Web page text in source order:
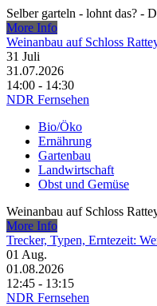
Selber garteln - lohnt das? -
More Info
Weinanbau auf Schloss
31 Juli
31.07.2026
14:00 - 14:30
NDR Fernsehen
Bio/Öko
Ernährung
Gartenbau
Landwirtschaft
Obst und Gemüse
Weinanbau auf Schloss
More Info
Trecker, Typen, Erntezeit:
01 Aug.
01.08.2026
12:45 - 13:15
NDR Fernsehen